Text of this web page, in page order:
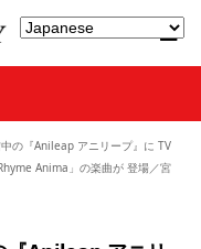
の『Anileap アニリープ』に TV
Anima」の楽曲が 登場／宮